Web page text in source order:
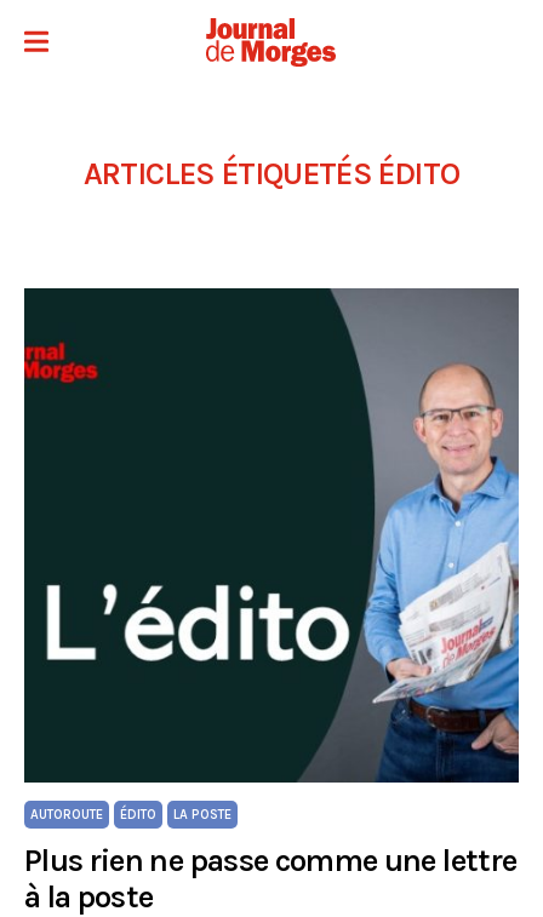
ARTICLES ÉTIQUETÉS ÉDITO
AUTOROUTE ÉDITO LA POSTE
Plus rien ne passe comme une lettre
à la poste